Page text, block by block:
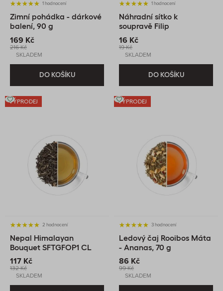
1 hodnocení
Zimní pohádka - dárkové
balení, 90 g
169 Kč
216 Kč
SKLADEM
DO KOŠÍKU
1 hodnocení
Náhradní sítko k
soupravě Filip
16 Kč
19 Kč
SKLADEM
DO KOŠÍKU
VÝPRODEJ
2 hodnocení
Nepal Himalayan
Bouquet SFTGFOP1 CL
Tippy, 60 g
117 Kč
132 Kč
SKLADEM
VÝPRODEJ
3 hodnocení
Ledový čaj Rooibos Máta
- Ananas, 70 g
86 Kč
99 Kč
SKLADEM